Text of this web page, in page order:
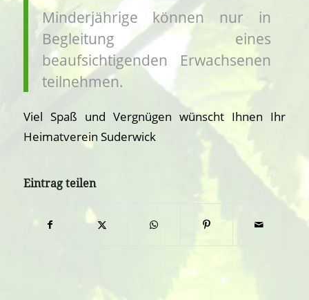
Minderjährige können nur in
Begleitung eines
beaufsichtigenden Erwachsenen
teilnehmen.
Viel Spaß und Vergnügen wünscht Ihnen Ihr
Heimatverein Suderwick
Eintrag teilen